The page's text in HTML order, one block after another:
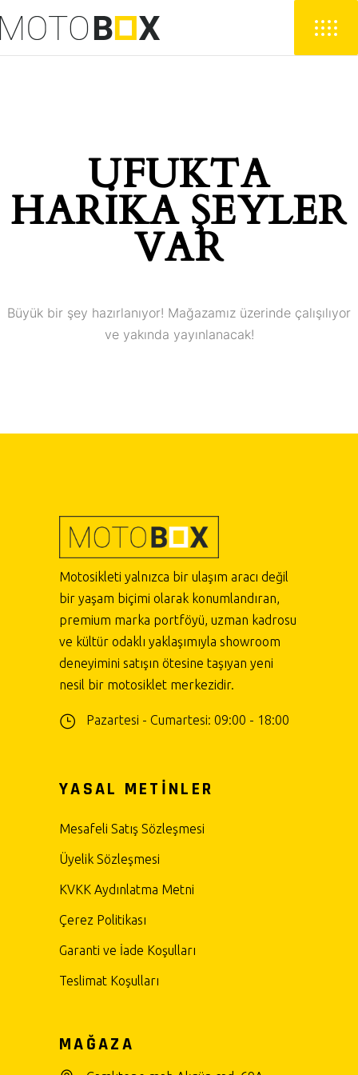
UFUKTA
HARIKA ŞEYLER
VAR
Büyük bir şey hazırlanıyor! Mağazamız üzerinde çalışılıyor
ve yakında yayınlanacak!
Motosikleti yalnızca bir ulaşım aracı değil
bir yaşam biçimi olarak konumlandıran,
premium marka portföyü, uzman kadrosu
ve kültür odaklı yaklaşımıyla showroom
deneyimini satışın ötesine taşıyan yeni
nesil bir motosiklet merkezidir.
Pazartesi - Cumartesi: 09:00 - 18:00
YASAL METİNLER
Mesafeli Satış Sözleşmesi
Üyelik Sözleşmesi
KVKK Aydınlatma Metni
Çerez Politikası
Garanti ve İade Koşulları
Teslimat Koşulları
MAĞAZA